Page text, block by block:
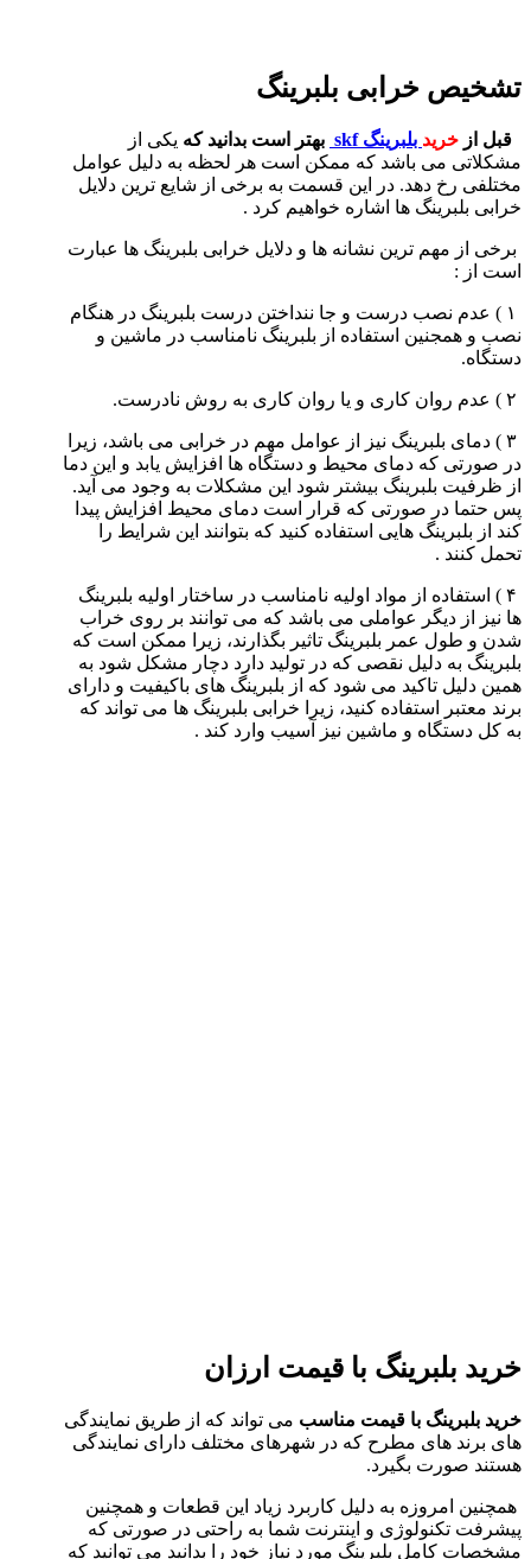
تشخیص خرابی بلبرینگ
قبل از خرید بلبرینگ skf بهتر است بدانید که یکی از
مشکلاتی می باشد که ممکن است هر لحظه به دلیل عوامل
مختلفی رخ دهد. در این قسمت به برخی از شایع ترین دلایل
خرابی بلبرینگ ها اشاره خواهیم کرد .
برخی از مهم ترین نشانه ها و دلایل خرابی بلبرینگ ها عبارت
است از :
۱ ) عدم نصب درست و جا ننداختن درست بلبرینگ در هنگام
نصب و همجنین استفاده از بلبرینگ نامناسب در ماشین و
دستگاه.
۳ ) دمای بلبرینگ نیز از عوامل مهم در خرابی می باشد، زیرا
در صورتی که دمای محیط و دستگاه ها افزایش یابد و این دما
از ظرفیت بلبرینگ بیشتر شود این مشکلات به وجود می آید.
پس حتما در صورتی که قرار است دمای محیط افزایش پیدا
کند از بلبرینگ هایی استفاده کنید که بتوانند این شرایط را
تحمل کنند .
۴ ) استفاده از مواد اولیه نامناسب در ساختار اولیه بلبرینگ
ها نیز از دیگر عواملی می باشد که می توانند بر روی خراب
شدن و طول عمر بلبرینگ تاثیر بگذارند، زیرا ممکن است که
بلبرینگ به دلیل نقصی که در تولید دارد دچار مشکل شود به
همین دلیل تاکید می شود که از بلبرینگ های باکیفیت و دارای
برند معتبر استفاده کنید، زیرا خرابی بلبرینگ ها می تواند که
به کل دستگاه و ماشین نیز آسیب وارد کند .
خرید بلبرینگ با قیمت ارزان
خرید بلبرینگ با قیمت مناسب می تواند که از طریق نمایندگی
های برند های مطرح که در شهرهای مختلف دارای نمایندگی
هستند صورت بگیرد.
همچنین امروزه به دلیل کاربرد زیاد این قطعات و همچنین
پیشرفت تکنولوژی و اینترنت شما به راحتی در صورتی که
مشخصات کامل بلبرینگ مورد نیاز خود را بدانید می توانید که